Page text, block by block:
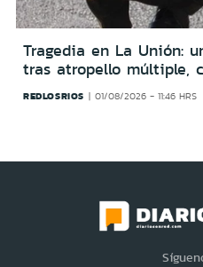
Tragedia en La Unión:
tras atropello múltiple,
REDLOSRIOS 01/08/2026 - 11:46 HRS